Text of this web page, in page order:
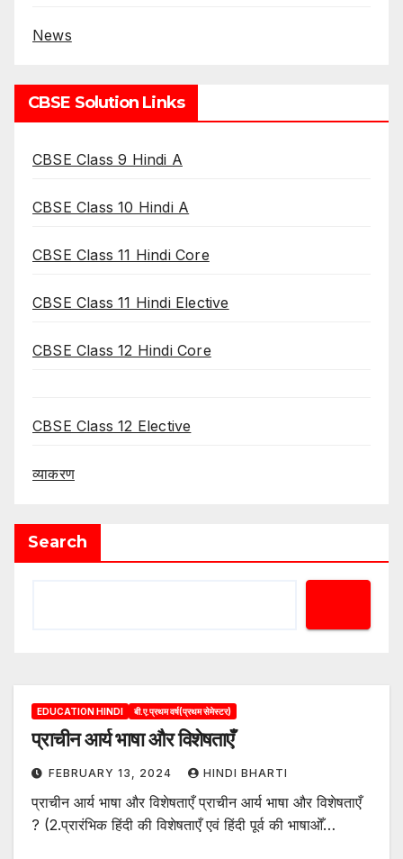
News
CBSE Solution Links
CBSE Class 9 Hindi A
CBSE Class 10 Hindi A
CBSE Class 11 Hindi Core
CBSE Class 11 Hindi Elective
CBSE Class 12 Hindi Core
CBSE Class 12 Elective
व्याकरण
Search
EDUCATION HINDI बी.ए.प्रथम वर्ष(प्रथम सेमेस्टर)
प्राचीन आर्य भाषा और विशेषताएँ
FEBRUARY 13, 2024 HINDI BHARTI
प्राचीन आर्य भाषा और विशेषताएँ प्राचीन आर्य भाषा और विशेषताएँ
? (2.प्रारंभिक हिंदी की विशेषताएँ एवं हिंदी पूर्व की भाषाओँ…